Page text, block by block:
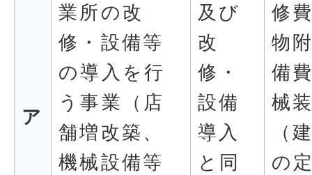
ア
業所の改
修・設備等
の導入を行
う事業（店
舗増改築、
機械設備等
及び
改
修・
設備
導入
と同
修
物
備
械
（
の